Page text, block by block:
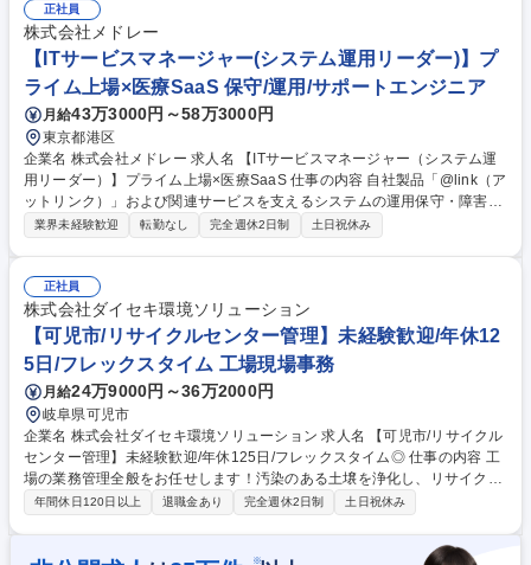
るお客様から、ご希望やお悩みを伺い、ツヴァイのサービスをご案内し入
会への背中を押していただきます■プロフィール作成…プロフィール作成
のサポートや会員様の紹介文作成も行います■ご入会案内がメインとなり
ますが、会員様にピッタリなお相手をご紹介しお見合いでお繋ぎするサポ
ートにも関われます。 募集職種 東京【婚活アドバイザー】婚活・ブライ
ダル業界経験者歓迎★年休124日◎
正社員
株式会社メドレー
【ITサービスマネージャー(システム運用リーダー)】プ
ライム上場×医療SaaS 保守/運用/サポートエンジニア
月給43万3000円～58万3000円
東京都港区
企業名 株式会社メドレー 求人名 【ITサービスマネージャー（システム運
用リーダー）】プライム上場×医療SaaS 仕事の内容 自社製品「@link（ア
ットリンク）」および関連サービスを支えるシステムの運用保守・障害対
応業務を担当いただきます。 ・サービス運用統括（監視、障害対応、メン
を担当 ・セキュリティ対応や運用手順書の整備を実施 ・AIを活用した監
視・障害対応の自動化を推進 などを担当いただきます。 募集職種 【ITサ
ービスマネージャー（システム運用リーダー）】プライム上場×医療SaaS
業界未経験歓迎 転勤なし 完全週休2日制 土日祝休み
正社員
株式会社ダイセキ環境ソリューション
【可児市/リサイクルセンター管理】未経験歓迎/年休12
5日/フレックスタイム 工場現場事務
月給24万9000円～36万2000円
岐阜県可児市
企業名 株式会社ダイセキ環境ソリューション 求人名 【可児市/リサイクル
センター管理】未経験歓迎/年休125日/フレックスタイム◎ 仕事の内容 工
場の業務管理全般をお任せします！汚染のある土壌を浄化し、リサイクル
するための工場です。実際の構内作業は協力会社に依頼しており、当社社
実際のリサイクル業務は、協力会社のスタッフが対応します。 【具体的な
年間休日120日以上 退職金あり 完全週休2日制 土日祝休み
※